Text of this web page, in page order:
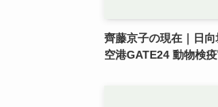
齊藤京子の現在｜日
空港GATE24 動物検疫